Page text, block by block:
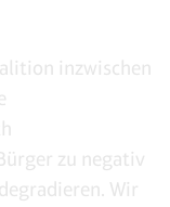
inzwischen
zu negativ
Wir